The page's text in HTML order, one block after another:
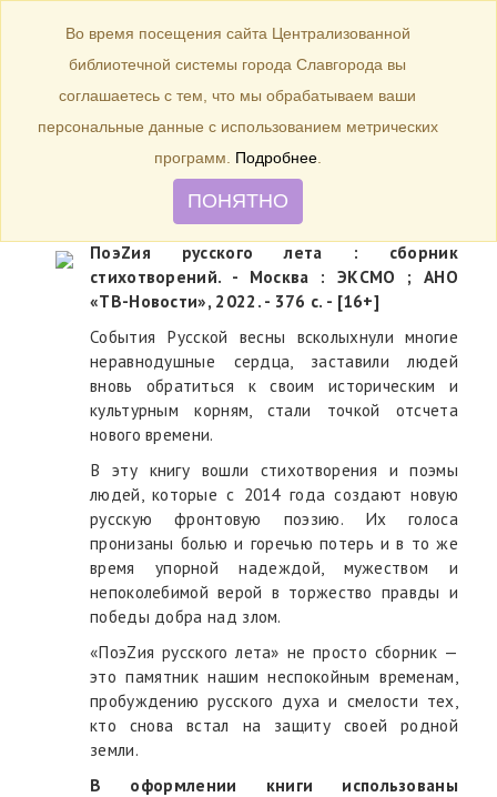
Toggle
navigation
БИБЛИОТЕКА
ПоэZия русского лета : сборник
стихотворений
ПоэZия русского лета : сборник
стихотворений. - Москва : ЭКСМО ; АНО
«ТВ-Новости», 2022. - 376 с. - [16+]
События Русской весны всколыхнули многие
неравнодушные сердца, заставили людей
вновь обратиться к своим историческим и
культурным корням, стали точкой отсчета
нового времени.
В эту книгу вошли стихотворения и поэмы
людей, которые c 2014 года создают новую
русскую фронтовую поэзию. Их голоса
пронизаны болью и горечью потерь и в то же
время упорной надеждой, мужеством и
непоколебимой верой в торжество правды и
победы добра над злом.
«ПоэZия русского лета» не просто сборник —
это памятник нашим неспокойным временам,
пробуждению русского духа и смелости тех,
кто снова встал на защиту своей родной
земли.
В оформлении книги использованы
Во время посещения сайта Централизованной
библиотечной системы города Славгорода вы
соглашаетесь с тем, что мы обрабатываем ваши
персональные данные с использованием метрических
программ. Подробнее.
ПОНЯТНО